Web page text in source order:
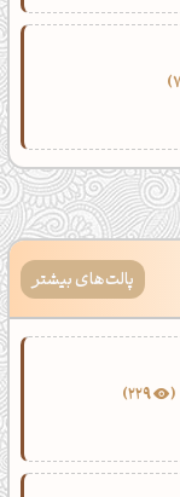
پالت‌های بیشتر
229